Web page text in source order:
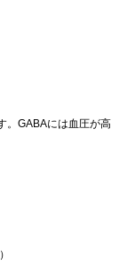
。GABAには血圧が高